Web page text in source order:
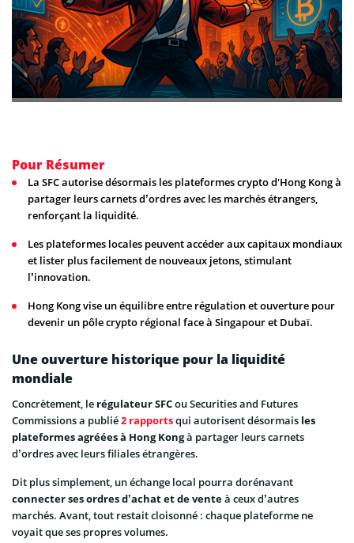
Pour Résumer
La SFC autorise désormais les plateformes crypto d'Hong Kong à
partager leurs carnets d’ordres avec les marchés étrangers,
renforçant la liquidité.
Les plateformes locales peuvent accéder aux capitaux mondiaux
et lister plus facilement de nouveaux jetons, stimulant
l’innovation.
Hong Kong vise un équilibre entre régulation et ouverture pour
devenir un pôle crypto régional face à Singapour et Dubaï.
Une ouverture historique pour la liquidité
mondiale
Concrètement, le régulateur SFCou Securities and Futures
Commissions a publié2 rapportsqui autorisent désormais les
plateformes agréées à Hong Kongà partager leurs carnets
d’ordres avec leurs filiales étrangères.
Dit plus simplement, un échange local pourra dorénavant
connecter ses ordres d’achat et de venteà ceux d’autres
marchés. Avant, tout restait cloisonné : chaque plateforme ne
voyait que ses propres volumes.